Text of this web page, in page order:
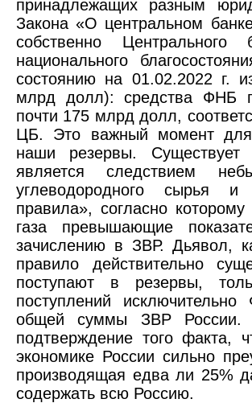
принадлежащих разным
Закона «О центральном
собственно
национального
состоянию на 01.02.2022 г.
млрд долл): средства ФНБ
почти 175 млрд долл,
ЦБ. Это важный момент для
наши резервы.
является следствием
углеводородного сырья
правила», согласно
газа превышающие
зачислению в ЗВР. Дьявол,
правило действительно
поступают в резервы,
поступлений
общей суммы ЗВР России.
подтверждение того факта,
экономике России сильно
производящая едва ли 25%
содержать всю Россию.